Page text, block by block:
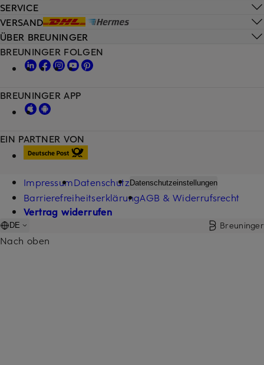
SERVICE
VERSAND
ÜBER BREUNINGER
EIN PARTNER VON
BREUNINGER FOLGEN
BREUNINGER APP
ImpressumDatenschutz Datenschutzeinstellungen
BarrierefreiheitserklärungAGB & Widerrufsrecht
Vertrag widerrufen
DE Breuninger
Nach oben